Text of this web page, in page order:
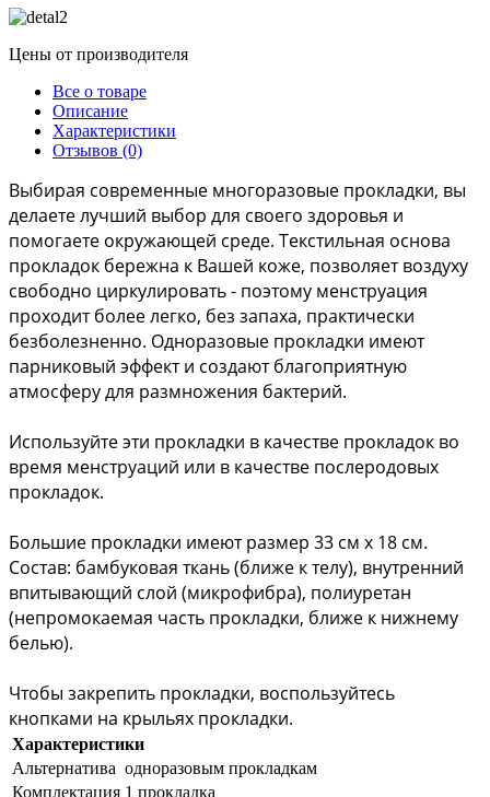
Цены от производителя
Все о товаре
Описание
Характеристики
Отзывов (0)
Выбирая современные многоразовые прокладки, вы
делаете лучший выбор для своего здоровья и
помогаете окружающей среде. Текстильная основа
прокладок бережна к Вашей коже, позволяет воздуху
свободно циркулировать - поэтому менструация
проходит более легко, без запаха, практически
безболезненно. Одноразовые прокладки имеют
парниковый эффект и создают благоприятную
атмосферу для размножения бактерий.
Используйте эти прокладки в качестве прокладок во
время менструаций или в качестве послеродовых
прокладок.
Большие прокладки имеют размер 33 см х 18 см.
Состав: бамбуковая ткань (ближе к телу), внутренний
впитывающий слой (микрофибра), полиуретан
(непромокаемая часть прокладки, ближе к нижнему
белью).
Чтобы закрепить прокладки, воспользуйтесь
кнопками на крыльях прокладки.
Характеристики
Альтернатива одноразовым прокладкам
Комплектация 1 прокладка